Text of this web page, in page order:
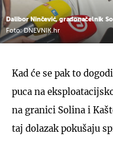
Dalibor Ninčević, gradonačelnik
Foto: DNEVNIK.hr
Kad će se pak to
puca na
na granici Solina i
taj dolazak pokušaju